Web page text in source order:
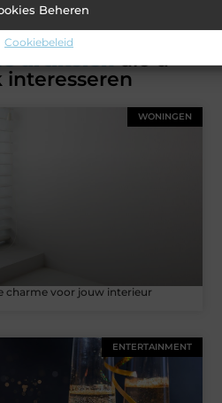
Beheren
Cookiebeleid
artikelendie u
interesseren
WONINGEN
charme voor jouw interieur
ENTERTAINMENT